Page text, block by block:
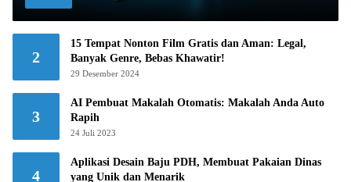
2
15 Tempat Nonton Film Gratis dan Aman: Legal,
Banyak Genre, Bebas Khawatir!
29 Desember 2024
3
AI Pembuat Makalah Otomatis: Makalah Anda Auto
Rapih
24 Juli 2023
4
Aplikasi Desain Baju PDH, Membuat Pakaian Dinas
yang Unik dan Menarik